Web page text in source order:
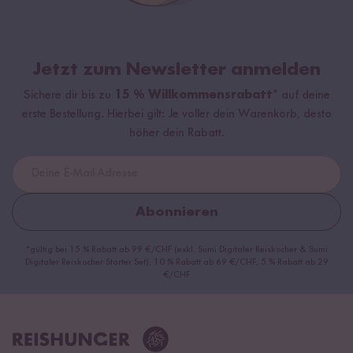
Pikant
Feurig
Jetzt zum Newsletter anmelden
Sichere dir bis zu 15 % Willkommensrabatt* auf deine
erste Bestellung. Hierbei gilt: Je voller dein Warenkorb, desto
höher dein Rabatt.
Abonnieren
*gültig bei 15 % Rabatt ab 99 €/CHF (exkl. Sumi Digitaler Reiskocher & Sumi
Digitaler Reiskocher Starter Set), 10 % Rabatt ab 69 €/CHF, 5 % Rabatt ab 29
€/CHF